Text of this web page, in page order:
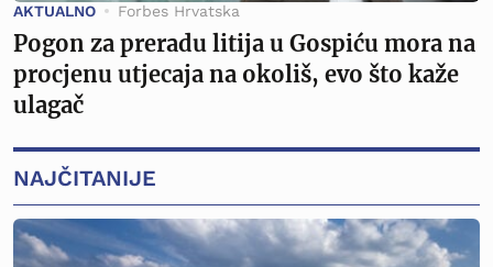
AKTUALNO Forbes Hrvatska
Pogon za preradu litija u Gospiću mora na
procjenu utjecaja na okoliš, evo što kaže
ulagač
NAJČITANIJE